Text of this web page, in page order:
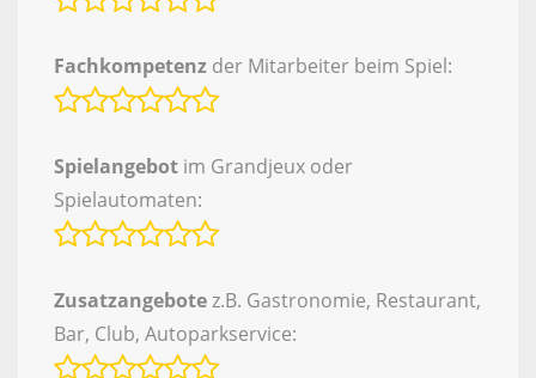
Fachkompetenz der Mitarbeiter beim Spiel:
Spielangebot im Grandjeux oder
Spielautomaten:
Zusatzangebotez.B. Gastronomie, Restaurant,
Bar, Club, Autoparkservice: